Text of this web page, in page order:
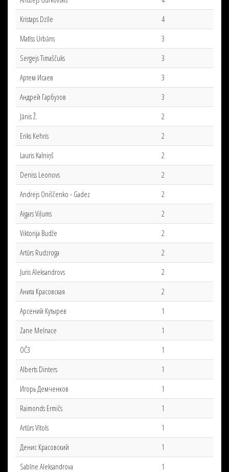
Kristaps Dzīle
4
Matīss Urbāns
3
Sergejs Timaščuks
3
Артем Исаев
3
Андрей Гарбузов
3
Jānis Ž.
2
Eriks Kehris
2
Lauris Kalniņš
2
Deniss Leonovs
2
Andrejs Oniščenko - Gadez
2
Aigars Viļums
2
Viktorija Budže
2
Artūrs Rudzroga
2
Juris Aleksandrovs
2
Анита Красовская
2
Арсений Кутырев
1
Zane Melnace
1
OČ3
1
Alberts Dinters
1
Игорь Демченков
1
Raimonds Ermičs
1
Artūrs Vītols
1
Денис Красовский
1
Sabīne Aleksandrova
1